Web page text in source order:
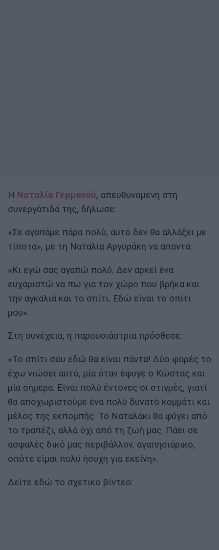
Η Ναταλία Γερμανού, απευθυνόμενη στη
συνεργάτιδά της, δήλωσε:
«Σε αγαπάμε πάρα πολύ, αυτό δεν θα αλλάξει με
τίποτα», με τη Ναταλία Αργυράκη να απαντά:
«Κι εγώ σας αγαπώ πολύ. Δεν αρκεί ένα
ευχαριστώ να πω για τον χώρο που βρήκα και
την αγκαλιά και το σπίτι. Εδώ είναι το σπίτι
μου».
Στη συνέχεια, η παρουσιάστρια πρόσθεσε:
«Το σπίτι σου εδώ θα είναι πάντα! Δύο φορές το
έχω νιώσει αυτό, μία όταν έφυγε ο Κώστας και
μία σήμερα. Είναι πολύ έντονες οι στιγμές, γιατί
θα αποχωριστούμε ένα πολύ δυνατό κομμάτι και
μέλος της εκπομπής. Το Ναταλάκι θα φύγει από
το τραπέζι, αλλά όχι από τη ζωή μας. Πάει σε
ασφαλές δικό μας περιβάλλον, αγαπησιάρικο,
οπότε είμαι πολύ ήσυχη για εκείνη».
Δείτε εδώ το σχετικό βίντεο: